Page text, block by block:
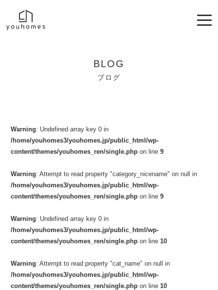
BLOG
ブログ
Warning: Undefined array key 0 in
/home/youhomes3/youhomes.jp/public_html/wp-
content/themes/youhomes_ren/single.php on line9
Warning: Attempt to read property "category_nicename" on null in
/home/youhomes3/youhomes.jp/public_html/wp-
content/themes/youhomes_ren/single.php on line9
Warning: Undefined array key 0 in
/home/youhomes3/youhomes.jp/public_html/wp-
content/themes/youhomes_ren/single.php on line10
Warning: Attempt to read property "cat_name" on null in
/home/youhomes3/youhomes.jp/public_html/wp-
content/themes/youhomes_ren/single.php on line10